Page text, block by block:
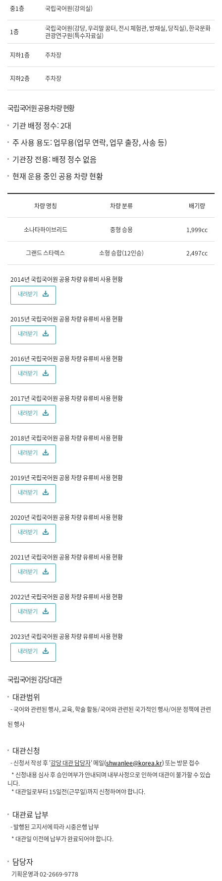
층,
지
1
층,
2
층)
중1층 국립국어원(강의실)
1층
국립국어원(강당, 우리말 꿈터, 전시 체험관, 방재실, 당직실), 한국문화
관광연구원(특수자료실)
지하1층 주차장
지하2층 주차장
국립국어원 공용 차량 현황
기관 배정 정수: 2대
주 사용 용도: 업무용(업무 연락, 업무 출장, 사송 등)
기관장 전용: 배정 정수 없음
현재 운용 중인 공용 차량 현황
인
용
차
현
(차
차
량
류,
기
량,
량
록
(천
원),
량
영
기
차량 명칭 차량 분류 배기량
소나타하이브리드 중형 승용 1,999cc
그랜드 스타렉스 소형 승합(12인승) 2,497cc
2014년 국립국어원 공용 차량 유류비 사용 현황
내려받기
2015년 국립국어원 공용 차량 유류비 사용 현황
내려받기
2016년 국립국어원 공용 차량 유류비 사용 현황
내려받기
2017년 국립국어원 공용 차량 유류비 사용 현황
내려받기
2018년 국립국어원 공용 차량 유류비 사용 현황
내려받기
2019년 국립국어원 공용 차량 유류비 사용 현황
내려받기
2020년 국립국어원 공용 차량 유류비 사용 현황
내려받기
2021년 국립국어원 공용 차량 유류비 사용 현황
내려받기
2022년 국립국어원 공용 차량 유류비 사용 현황
내려받기
2023년 국립국어원 공용 차량 유류비 사용 현황
내려받기
국립국어원 강당 대관
대관범위
- 국어와 관련된 행사, 교육, 학술 활동/국어와 관련된 국가적인 행사/어문 정책에 관련
된 행사
대관신청
- 신청서 작성 후'강당 대관 담당자'메일(shwanlee@korea.kr) 또는 방문 접수
* 신청내용 심사 후 승인여부가 안내되며 내부사정으로 인하여 대관이 불가할 수 있습
니다.
* 대관일로부터 15일전(근무일)까지 신청하여야 합니다.
대관료 납부
- 발행된 고지서에 따라 시중은행 납부
* 대관일 이전에 납부가 완료되어야 합니다.
담당자
기획운영과 02-2669-9778